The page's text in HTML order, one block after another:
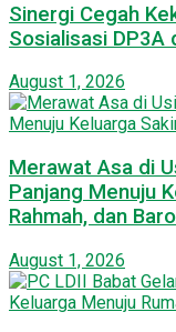
Sinergi Cegah
Sosialisasi DP3A
August 1, 2026
Merawat Asa di
Panjang Menuju
Rahmah, dan
August 1, 2026